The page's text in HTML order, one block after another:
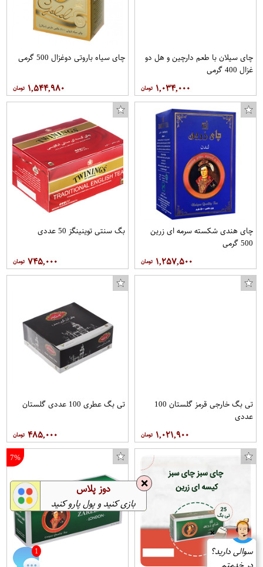
چای سیلان با طعم دارچین و هل دو
غزال 400 گرمی
۱,۰۳۴,۰۰۰
چای سیاه باروتی دوغزال 500 گرمی
۱,۵۴۴,۹۸۰
چای هندی شکسته سرمه ای زرین
500 گرمی
۱,۲۵۷,۵۰۰
بگ سنتی توینینگز 50 عددی
۷۴۵,۰۰۰
تی بگ خارجی قرمز گلستان 100
عددی
۱,۰۲۱,۹۰۰
تی بگ عطری 100 عددی گلستان
۴۸۵,۰۰۰
7%
❌
سوالی دارید؟
1
❌ دوز پلاس
بازی کنید و پول پارو کنید